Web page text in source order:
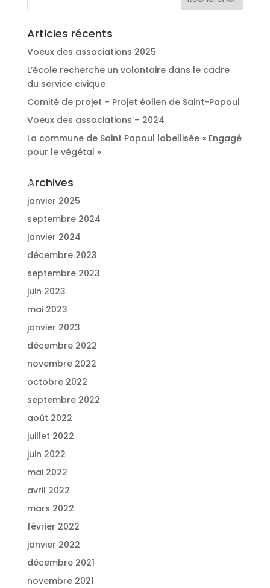
Articles récents
Voeux des associations 2025
L’école recherche un volontaire dans le cadre
du service civique
Comité de projet – Projet éolien de Saint-Papoul
Voeux des associations – 2024
La commune de Saint Papoul labellisée « Engagé
pour le végétal »
Archives
janvier 2025
septembre 2024
janvier 2024
décembre 2023
septembre 2023
juin 2023
mai 2023
janvier 2023
décembre 2022
novembre 2022
octobre 2022
septembre 2022
août 2022
juillet 2022
juin 2022
mai 2022
avril 2022
mars 2022
février 2022
janvier 2022
décembre 2021
novembre 2021
Contact